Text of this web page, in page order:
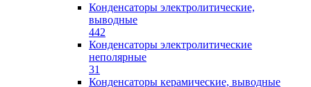
Конденсаторы электролитические,
выводные
442
Конденсаторы электролитические
неполярные
31
Конденсаторы керамические, выводные